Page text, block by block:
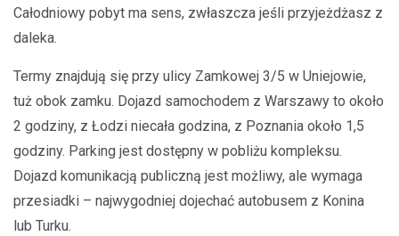
Całodniowy pobyt ma sens, zwłaszcza jeśli przyjeżdżasz z
daleka.
Termy znajdują się przy ulicy Zamkowej 3/5 w Uniejowie,
tuż obok zamku. Dojazd samochodem z Warszawy to około
2 godziny, z Łodzi niecała godzina, z Poznania około 1,5
godziny. Parking jest dostępny w pobliżu kompleksu.
Dojazd komunikacją publiczną jest możliwy, ale wymaga
przesiadki – najwygodniej dojechać autobusem z Konina
lub Turku.